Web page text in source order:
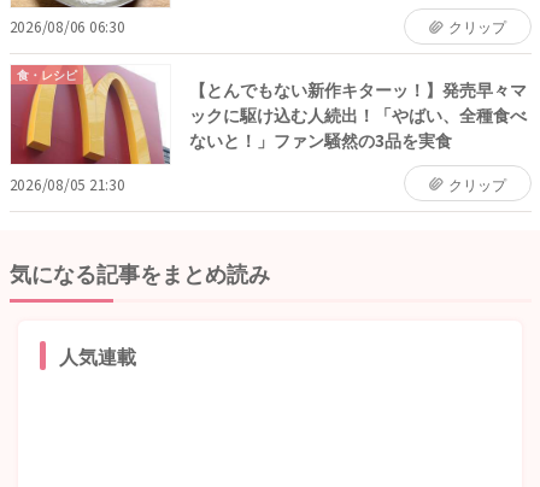
2026/08/06 06:30 クリップ
食・レシピ
【とんでもない新作キターッ！】発売早々マ
ックに駆け込む人続出！「やばい、全種食べ
ないと！」ファン騒然の3品を実食
2026/08/05 21:30 クリップ
気になる記事をまとめ読み
人気連載